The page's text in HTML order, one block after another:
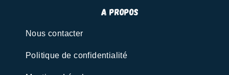
A propos
Nous contacter
Politique de confidentialité